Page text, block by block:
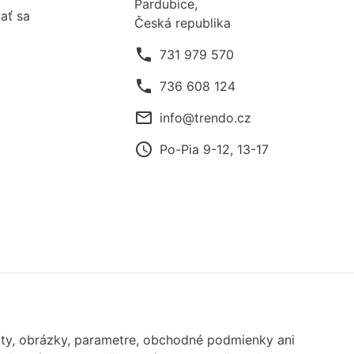
sa
Pardubice,
Česká republika
phone 731 979 570
phone 736 608 124
mail_outline info@trendo.cz
access_time Po-Pia 9-12, 13-17
obrázky, parametre, obchodné podmienky ani